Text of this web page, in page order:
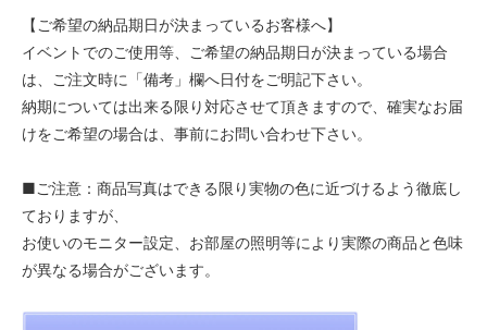
【ご希望の納品期日が決まっているお客様へ】
イベントでのご使用等、ご希望の納品期日が決まっている場合
は、ご注文時に「備考」欄へ日付をご明記下さい。
納期については出来る限り対応させて頂きますので、確実なお届
けをご希望の場合は、事前にお問い合わせ下さい。
■ご注意：商品写真はできる限り実物の色に近づけるよう徹底し
ておりますが、
お使いのモニター設定、お部屋の照明等により実際の商品と色味
が異なる場合がございます。